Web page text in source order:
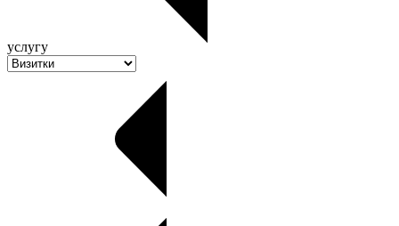
услугу